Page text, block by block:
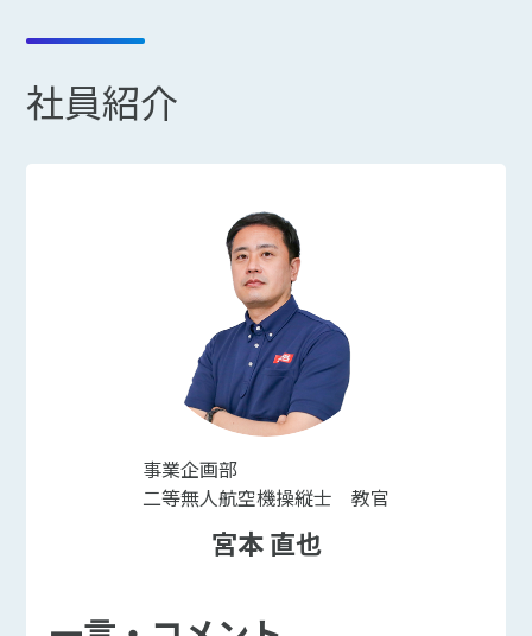
社員紹介
事業企画部
二等無人航空機操縦士 教官
宮本 直也